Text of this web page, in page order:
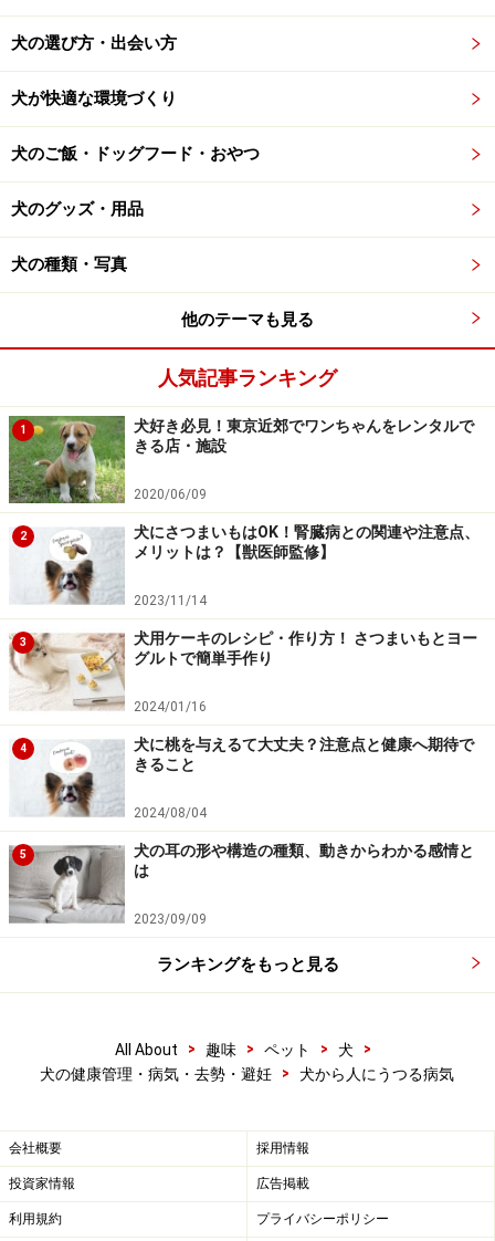
1/3 次のページへ
犬の選び方・出会い方
犬が快適な環境づくり
犬のご飯・ドッグフード・おやつ
犬のグッズ・用品
犬の種類・写真
他のテーマも見る
人気記事ランキング
1
犬好き必見！東京近郊でワンちゃんをレンタルで
きる店・施設
2020/06/09
2
犬にさつまいもはOK！腎臓病との関連や注意点、
メリットは？【獣医師監修】
2023/11/14
3
犬用ケーキのレシピ・作り方！ さつまいもとヨー
グルトで簡単手作り
2024/01/16
4
犬に桃を与えるて大丈夫？注意点と健康へ期待で
きること
2024/08/04
5
犬の耳の形や構造の種類、動きからわかる感情と
は
2023/09/09
ランキングをもっと見る
All About > 趣味 > ペット > 犬
>
犬の健康管理・病気・去勢・避妊
> 犬から人にうつる病気
会社概要 採用情報
投資家情報 広告掲載
利用規約 プライバシーポリシー